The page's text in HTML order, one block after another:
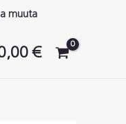
muuta
€